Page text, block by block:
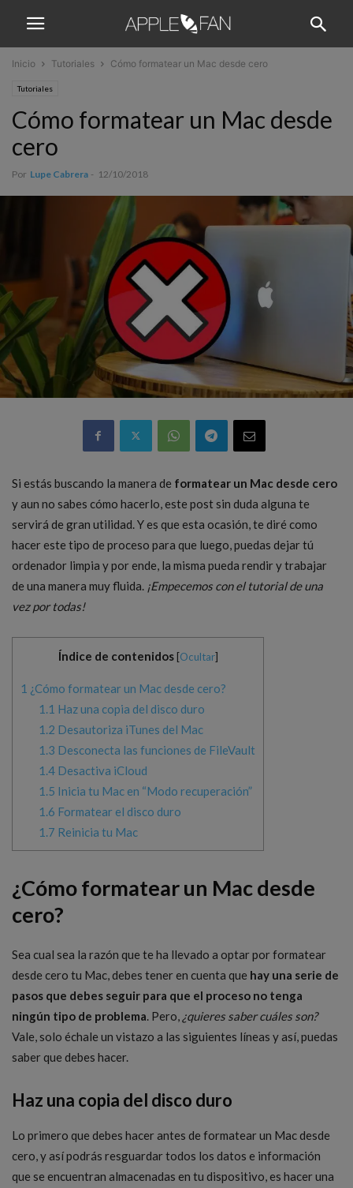
Inicio Tutoriales Cómo formatear un Mac desde cero
Tutoriales
Cómo formatear un Mac desde
cero
Por Lupe Cabrera - 12/10/2018
Si estás buscando la manera de formatear un Mac desde cero
y aun no sabes cómo hacerlo, este post sin duda alguna te
servirá de gran utilidad. Y es que esta ocasión, te diré como
hacer este tipo de proceso para que luego, puedas dejar tú
ordenador limpia y por ende, la misma pueda rendir y trabajar
de una manera muy fluida. ¡Empecemos con el tutorial de una
vez por todas!
Índice de contenidos [Ocultar]
1 ¿Cómo formatear un Mac desde cero?
1.1 Haz una copia del disco duro
1.2 Desautoriza iTunes del Mac
1.3 Desconecta las funciones de FileVault
1.4Desactiva iCloud
1.5 Inicia tu Mac en “Modo recuperación”
1.6 Formatear el disco duro
1.7 Reinicia tu Mac
¿Cómo formatear un Mac desde
cero?
Sea cual sea la razón que te ha llevado a optar por formatear
desde cero tu Mac, debes tener en cuenta que hay una serie de
pasos que debes seguir para que el proceso no tenga
ningún tipo de problema . Pero, ¿quieres saber cuáles son?
Vale, solo échale un vistazo a las siguientes líneas y así, puedas
saber que debes hacer.
Haz una copia del disco duro
Lo primero que debes hacer antes de formatear un Mac desde
cero, y así podrás resguardar todos los datos e información
que se encuentran almacenadas en tu dispositivo, es hacer una